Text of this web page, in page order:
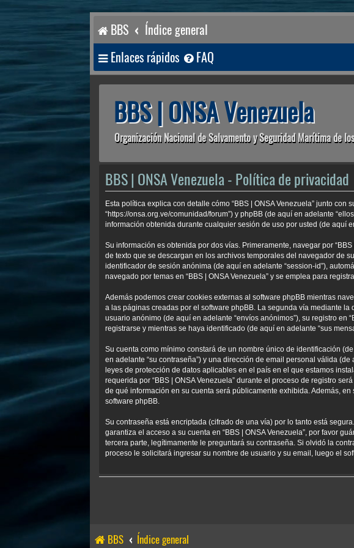
BBS Índice general
Enlaces rápidos FAQ
BBS | ONSA Venezuela
Organización Nacional de Salvamento y Seguridad Marítima de
BBS | ONSA Venezuela - Política de privacidad
Esta política explica con detalle cómo “BBS | ONSA Venezuela” junto con
“https://onsa.org.ve/comunidad/forum”) y phpBB (de aquí en adelante
información obtenida durante cualquier sesión de uso por usted (de aquí
Su información es obtenida por dos vías. Primeramente, navegar por
de texto que se descargan en los archivos temporales del navegador de
identificador de sesión anónima (de aquí en adelante “session-id”),
navegado por temas en “BBS | ONSA Venezuela” y se emplea para
Además podemos crear cookies externas al software phpBB mientras
a las páginas creadas por el software phpBB. La segunda vía mediante
usuario anónimo (de aquí en adelante “envíos anónimos”), su registro en
registrarse y mientras se haya identificado (de aquí en adelante “sus
Su cuenta como mínimo constará de un nombre único de identificación
en adelante “su contraseña”) y una dirección de email personal válida
leyes de protección de datos aplicables en el país en el que estamos
requerida por “BBS | ONSA Venezuela” durante el proceso de registro
de qué información en su cuenta será públicamente exhibida. Además,
software phpBB.
Su contraseña está encriptada (cifrado de una vía) por lo tanto está
garantiza el acceso a su cuenta en “BBS | ONSA Venezuela”, por favor
tercera parte, legítimamente le preguntará su contraseña. Si olvidó la
proceso le solicitará ingresar su nombre de usuario y su email, luego el
BBS Índice general